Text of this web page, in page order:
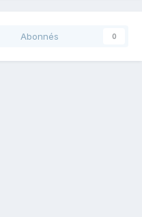
Abonnés 0